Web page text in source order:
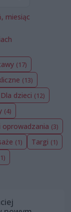
miesiąc
(17)
(13)
Dla dzieci (12)
(4)
oprowadzania (3)
(1) Targi (1)